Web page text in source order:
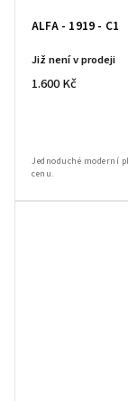
ALFA - 1919 - C1
Již není v prodeji
1.600 Kč
Jednoduché moderní